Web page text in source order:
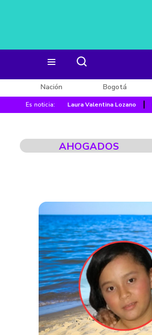
Nación Bogotá
Es noticia: Laura Valentina Lozano
AHOGADOS